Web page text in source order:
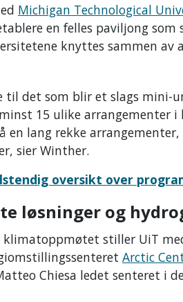
Michigan Technological
en felles paviljong som
knyttes sammen av
til det som blir et slags
15 ulike arrangementer i
en lang rekke
sier Winther.
oversikt over
løsninger og
klimatoppmøtet stiller UiT
Arctic
Chiesa ledet senteret i